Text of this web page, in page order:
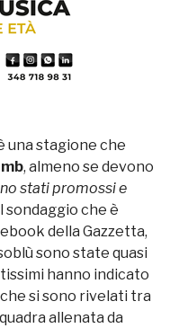
una stagione che
, almeno se devono
stati promossi e
sondaggio che è
della Gazzetta,
sono state quasi
hanno indicato
che si sono rivelati tra
allenata da